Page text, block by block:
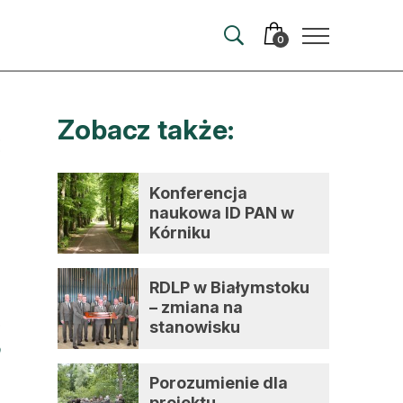
0
autorem
Zobacz także:
Konferencja
naukowa ID PAN w
Kórniku
RDLP w Białymstoku
– zmiana na
stanowisku
Porozumienie dla